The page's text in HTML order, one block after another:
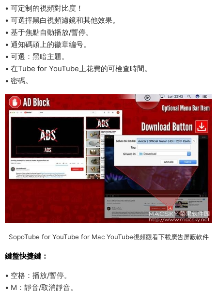
• 可定制的視頻對比度！
• 可選擇黑白視頻濾鏡和其他效果。
• 基于焦點自動播放/暫停。
• 通知碼頭上的徽章編号。
• 可選：黑暗主題。
• 在Tube for YouTube上花費的可檢查時間。
• 密碼。
SopoTube for YouTube for Mac YouTube視頻觀看下載廣告屏蔽軟件
鍵盤快捷鍵：
• 空格：播放/暫停。
• M：靜音/取消靜音。